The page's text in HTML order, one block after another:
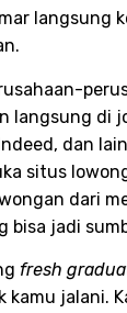
langsung
langsung di
dan
situs
dari
bisa jadi
fresh
kamu jalani.